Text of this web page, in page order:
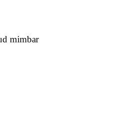
mimbar